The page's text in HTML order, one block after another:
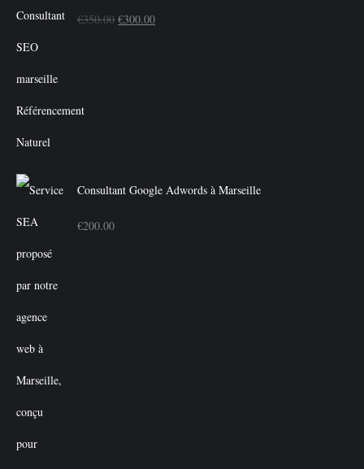
€350.00 Le
€300.00Le
Consultant Google Adwords à Marseille
€200.00